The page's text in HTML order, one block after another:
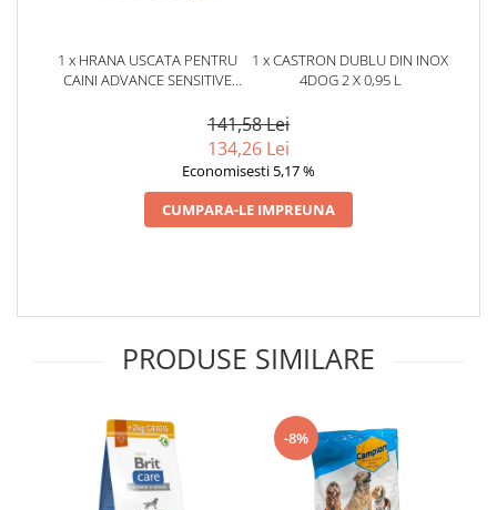
1 x HRANA USCATA PENTRU
CAINI ADVANCE SENSITIVE
1 x CASTRON DUBLU DIN INOX
4DOG 2 X 0,95 L
141,58 Lei
134,26 Lei
Economisesti 5,17 %
CUMPARA-LE IMPREUNA
PRODUSE SIMILARE
-8%